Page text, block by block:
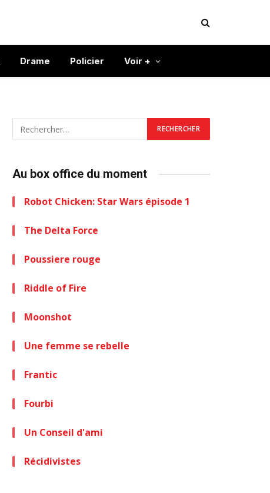
Drame Policier Voir +
Au box office du moment
Robot Chicken: Star Wars épisode 1
The Delta Force
Poussiere rouge
Riddle of Fire
Moonshot
Une femme se rebelle
Frantic
Fourbi
Un Conseil d'ami
Récidivistes